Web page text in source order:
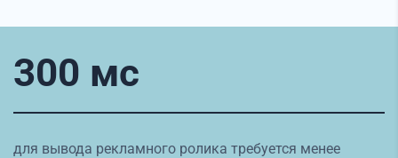
300 мс
для вывода рекламного ролика требуется менее